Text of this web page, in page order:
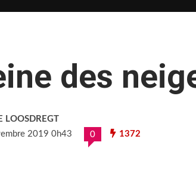
des
LOOSDREGT
2019 0h43
0 1372